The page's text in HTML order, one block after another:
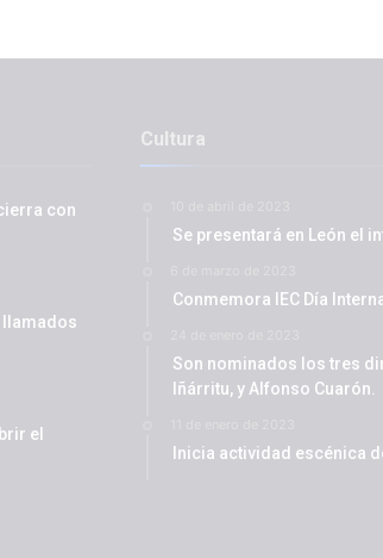
con
llamados
el
Cultura
Se presentará en León el
Conmemora IEC Día
Son nominados los tres
Iñárritu, y Alfonso Cuarón.
Inicia actividad escénica